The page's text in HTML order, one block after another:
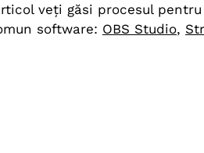
veți găsi procesul
software: OBS Studio,